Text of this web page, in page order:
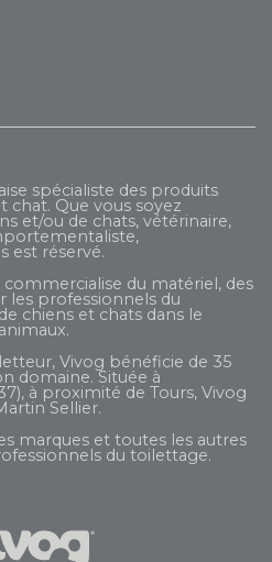
spécialiste des produits
chat. Que vous soyez
et/ou de chats, vétérinaire,
est réservé.
du matériel, des
les professionnels du
chiens et chats dans le
Vivog bénéficie de 35
domaine. Située à
à proximité de Tours, Vivog
Sellier.
marques et toutes les autres
du toilettage.